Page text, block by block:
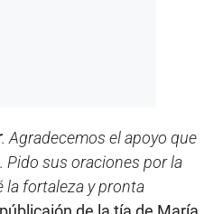
. Agradecemos el apoyo que
Pido sus oraciones por la
la fortaleza y pronta